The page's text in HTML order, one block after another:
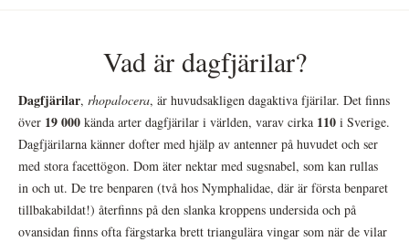
Vad är dagfjärilar?
Dagfjärilar, rhopalocera, är huvudsakligen dagaktiva fjärilar. Det finns
över 19 000 kända arter dagfjärilar i världen, varav cirka 110 i Sverige.
Dagfjärilarna känner dofter med hjälp av antenner på huvudet och ser
med stora facettögon. Dom äter nektar med sugsnabel, som kan rullas
in och ut. De tre benparen (två hos Nymphalidae, där är första benparet
tillbakabildat!) återfinns på den slanka kroppens undersida och på
ovansidan finns ofta färgstarka brett triangulära vingar som när de vilar